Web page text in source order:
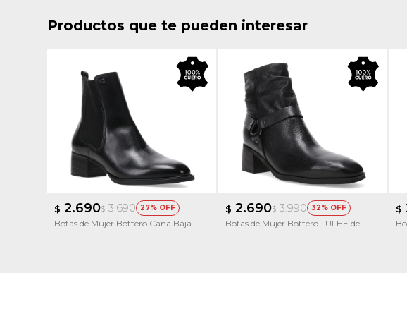
Productos que te pueden interesar
$ 2.690$ 3.690 27
Botas de Mujer Bottero Caña Baja
$ 2.690$ 3.990 32
Botas de Mujer Bottero TULHE de
$